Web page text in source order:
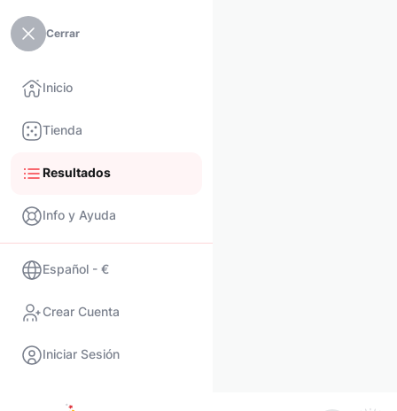
Cerrar
Inicio
Tienda
Resultados
Info y Ayuda
Español - €
Crear Cuenta
Iniciar Sesión